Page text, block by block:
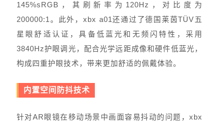
145%sRGB，其刷新率为120Hz，对比度为
200000:1。此外，xbx a01还通过了德国莱茵TÜV五
星眼舒适认证，具备低蓝光和无频闪特性，采用
3840Hz护眼调光，配合光学远距成像和硬件低蓝光，
构成四重护眼技术，带来更加舒适的佩戴体验。
内置空间防抖技术
针对AR眼镜在移动场景中画面容易抖动的问题，xbx